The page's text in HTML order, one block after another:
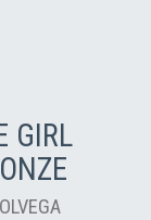
GIRL